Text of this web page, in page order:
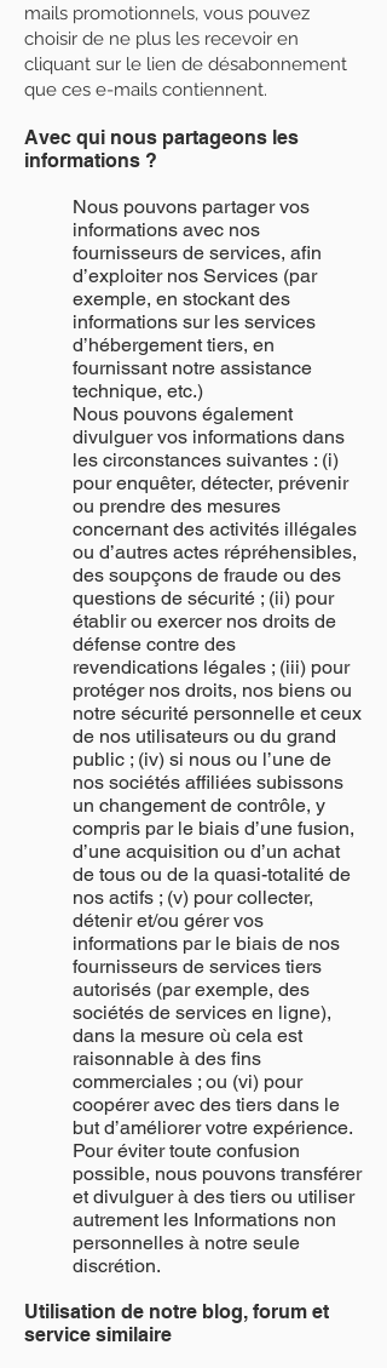
mails promotionnels, vous pouvez
choisir de ne plus les recevoir en
cliquant sur le lien de désabonnement
que ces e-mails contiennent.
Avec qui nous partageons les
informations ?
Nous pouvons partager vos
informations avec nos
fournisseurs de services, afin
d’exploiter nos Services (par
exemple, en stockant des
informations sur les services
d’hébergement tiers, en
fournissant notre assistance
technique, etc.)
Nous pouvons également
divulguer vos informations dans
les circonstances suivantes : (i)
pour enquêter, détecter, prévenir
ou prendre des mesures
concernant des activités illégales
ou d’autres actes répréhensibles,
des soupçons de fraude ou des
questions de sécurité ; (ii) pour
établir ou exercer nos droits de
défense contre des
revendications légales ; (iii) pour
protéger nos droits, nos biens ou
notre sécurité personnelle et ceux
de nos utilisateurs ou du grand
public ; (iv) si nous ou l’une de
nos sociétés affiliées subissons
un changement de contrôle, y
compris par le biais d’une fusion,
d’une acquisition ou d’un achat
de tous ou de la quasi-totalité de
nos actifs ; (v) pour collecter,
détenir et/ou gérer vos
informations par le biais de nos
fournisseurs de services tiers
autorisés (par exemple, des
sociétés de services en ligne),
dans la mesure où cela est
raisonnable à des fins
commerciales ; ou (vi) pour
coopérer avec des tiers dans le
but d’améliorer votre expérience.
Pour éviter toute confusion
possible, nous pouvons transférer
et divulguer à des tiers ou utiliser
autrement les Informations non
personnelles à notre seule
discrétion.
Utilisation de notre blog, forum et
service similaire